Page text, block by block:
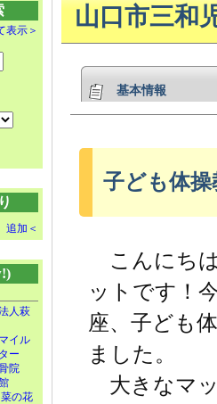
表示＞
追加＜
人萩
イル
ー
院
の花
山口市三和
基本情報
子ども体操
こんにち
ットです！
座、子ども
ました。
大きなマ